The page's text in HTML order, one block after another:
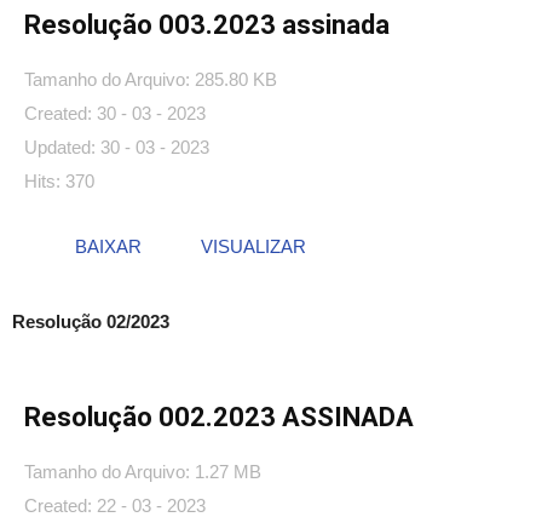
Resolução 003.2023 assinada
Tamanho do Arquivo: 285.80 KB
Created: 30 - 03 - 2023
Updated: 30 - 03 - 2023
Hits: 370
BAIXAR VISUALIZAR
Resolução 02/2023
Resolução 002.2023 ASSINADA
Tamanho do Arquivo: 1.27 MB
Created: 22 - 03 - 2023